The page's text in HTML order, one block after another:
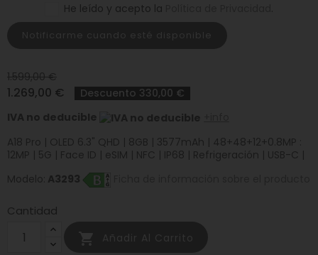
He leído y acepto la
1.599,00 €
1.269,00 €
Descuento 330,00 €
IVA no deducible
A18 Pro | OLED 6.3" QHD | 8GB | 3577mAh | 48+48+12+0.8MP :
12MP | 5G | Face ID | eSIM | NFC | IP68 | Refrigeración | USB-C |
Modelo: A3293
Cantidad